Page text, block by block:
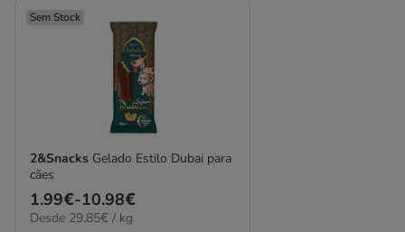
Sem Stock
2&Snacks Gelado Estilo Dubai para
cães
Preço
de
1.99€-10.98€
29.85€
Desde 29.85€ / kg